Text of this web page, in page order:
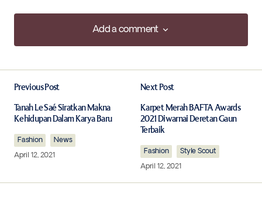
Add a comment
Add a comment
Required fields are marked*
Comment
Previous Post
Tanah Le Saé Siratkan Makna
Kehidupan Dalam Karya Baru
Fashion
News
April 12, 2021
Next Post
Karpet Merah BAFTA Awards
2021 Diwarnai Deretan Gaun
Terbaik
Fashion
Style Scout
April 12, 2021